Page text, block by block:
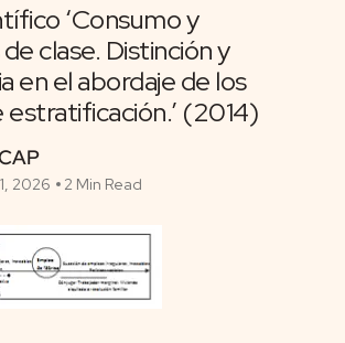
‘Consumo y
clase. Distinción y
en el abordaje de los
(2014)
2026 2 Min Read